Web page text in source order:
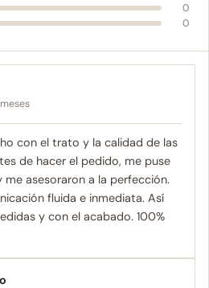
0
0
con el trato y la calidad de las
de hacer el pedido, me puse
asesoraron a la perfección.
fluida e inmediata. Así
y con el acabado. 100%